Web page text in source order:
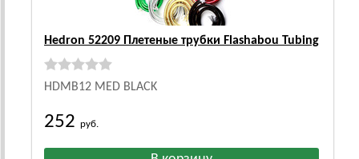
Hedron 52209 Плетеные трубки Flashabou Tubing
HDMB12 MED BLACK
252 руб.